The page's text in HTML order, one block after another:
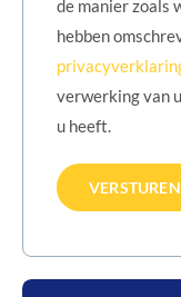
de manier zoals
hebben
verwerking van
u heeft.